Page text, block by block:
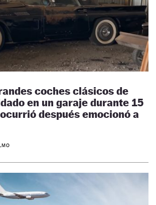
coches clásicos de
en un garaje durante 15
después emocionó a